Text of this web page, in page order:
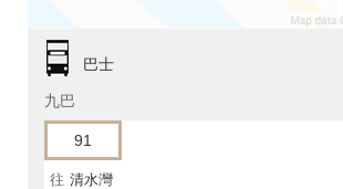
巴士
九巴
91
往 清水灣